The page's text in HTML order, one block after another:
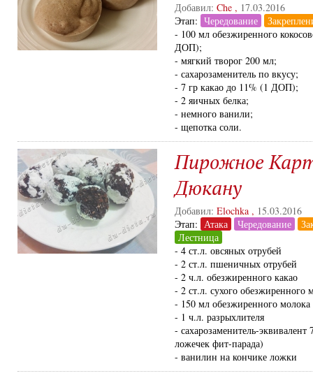
Добавил: Che , 17.03.2016
Этап: Чередование
- 100 мл обезжиренного
ДОП);
- мягкий творог 200 мл;
- сахарозаменитель по вкусу;
- 7 гр какао до 11% (1 ДОП);
- 2 яичных белка;
- немного ванили;
- щепотка соли.
Пирожное
Дюкану
Добавил: Elochka , 15.03.2016
Этап: Атака Чередование
Лестница
- 4 ст.л. овсяных отрубей
- 2 ст.л. пшеничных отрубей
- 2 ч.л. обезжиренного какао
- 2 ст.л. сухого обезжиренного
- 150 мл обезжиренного молока
- 1 ч.л. разрыхлителя
- сахарозаменитель-
ложечек фит-парада)
- ванилин на кончике ложки